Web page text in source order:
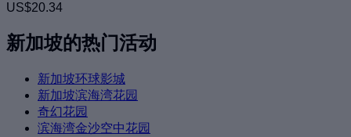
US$20.34
新加坡的热门活动
新加坡环球影城
新加坡滨海湾花园
奇幻花园
滨海湾金沙空中花园